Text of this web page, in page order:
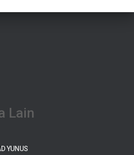
Lain
YUNUS